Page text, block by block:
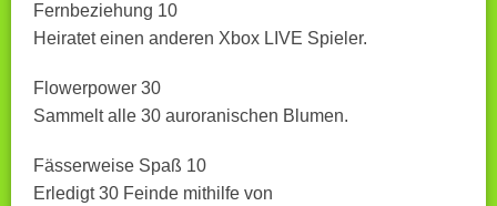
Fernbeziehung 10
Heiratet einen anderen Xbox LIVE Spieler.
Flowerpower 30
Sammelt alle 30 auroranischen Blumen.
Fässerweise Spaß 10
Erledigt 30 Feinde mithilfe von